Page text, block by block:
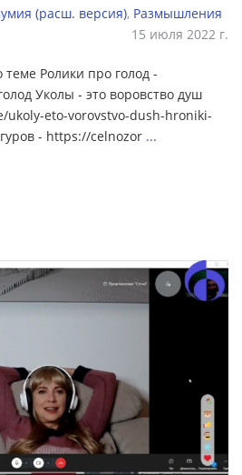
(расш. версия), Размышления
15 июля 2022 г.
Ролики про голод -
Уколы - это воровство душ
ukoly-eto-vorovstvo-dush-hroniki-
- https://celnozor ...